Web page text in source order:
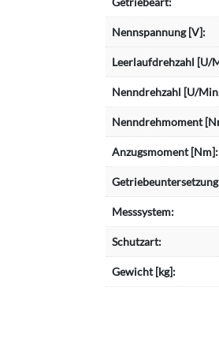
Nennspannung [V]:
Leerlaufdrehzahl [U/
Nenndrehzahl [U/
Nenndrehmoment
Anzugsmoment [Nm]:
Messsystem:
Schutzart:
Gewicht [kg]: